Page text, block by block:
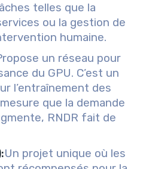
telles que la
ou la gestion de
humaine.
un réseau pour
du GPU. C’est un
l’entraînement des
que la demande
RNDR fait de
:Un projet unique où les